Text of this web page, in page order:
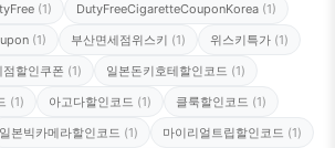
(1) DutyFreeCigaretteCouponKorea (1)
(1) 부산면세점위스키 (1) 위스키특가 (1)
할인쿠폰 (1) 일본돈키호테할인코드 (1)
(1) 아고다할인코드 (1) 클룩할인코드 (1)
일본빅카메라할인코드 (1) 마이리얼트립할인코드 (1)